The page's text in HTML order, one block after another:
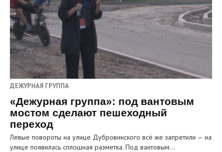
ДЕЖУРНАЯ ГРУППА
«Дежурная группа»: под вантовым
мостом сделают пешеходный
переход
Левые повороты на улице Дубровинского всё же запретили — на
улице появилась сплошная разметка. Под вантовым…